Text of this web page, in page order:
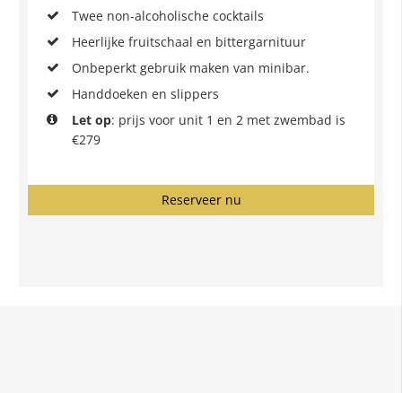
Twee non-alcoholische cocktails
Heerlijke fruitschaal en bittergarnituur
Onbeperkt gebruik maken van minibar.
Handdoeken en slippers
Let op: prijs voor unit 1 en 2 met zwembad is
€279
Reserveer nu